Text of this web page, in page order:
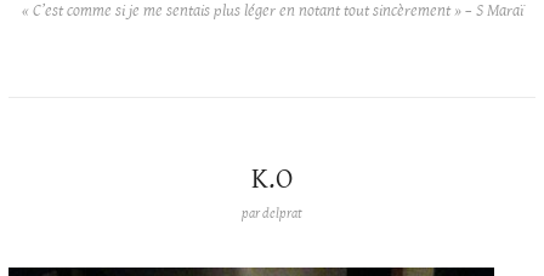
« C’est comme si je me sentais plus léger en notant tout sincèrement » – S Maraï
K.O
pardelprat